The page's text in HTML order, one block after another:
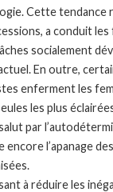
Cette
a conduit
socialement
En outre,
enferment les
les plus
par
l’apanage
à réduire les